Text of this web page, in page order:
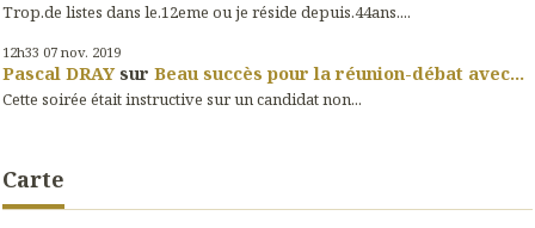
Trop.de listes dans le.12eme ou je réside depuis.44ans....
12h33 07 nov. 2019
Pascal DRAYsur Beau succès pour la réunion-débat avec...
Cette soirée était instructive sur un candidat non...
Carte